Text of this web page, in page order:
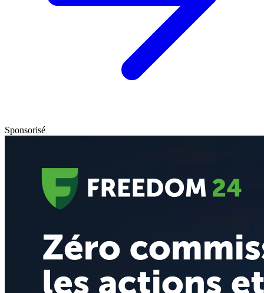
Sponsorisé